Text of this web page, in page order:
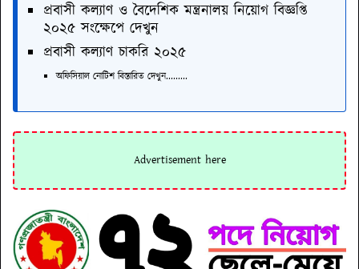
প্রবাসী কল্যাণ ও বৈদেশিক মন্ত্রনালয় নিয়োগ বিজ্ঞপ্তি
২০২৫ সংক্ষেপে দেখুন
প্রবাসী কল্যাণ চাকরি ২০২৫
অফিসিয়াল নোটিশ বিস্তারিত দেখুন.........